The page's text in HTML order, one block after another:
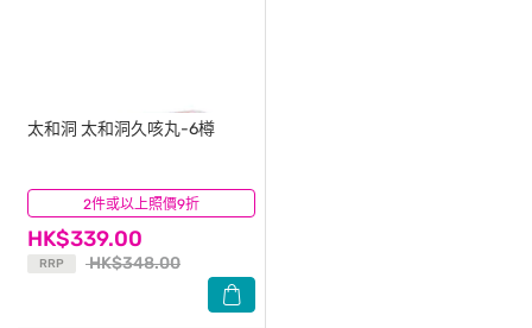
2件或以上照價9折
太和洞 太和洞久咳丸-6樽
HK$339.00
RRP HK$348.00
(21)